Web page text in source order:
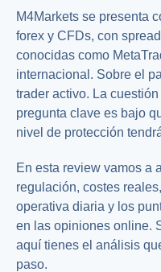
M4Markets se presenta
forex y CFDs, con
conocidas como
internacional. Sobre el
trader activo. La
pregunta clave es bajo
nivel de protección
En esta review vamos a
regulación, costes
operativa diaria y los
en las opiniones online.
aquí tienes el análisis
paso.